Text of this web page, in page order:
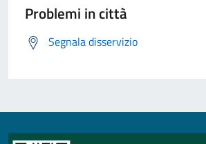
Problemi in città
Segnala disservizio